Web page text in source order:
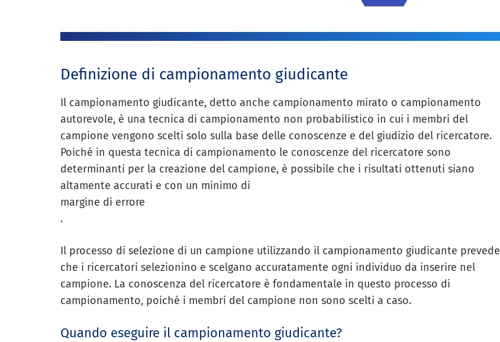
Definizione di campionamento giudicante
Il campionamento giudicante, detto anche campionamento mirato o campionamento
autorevole, è una tecnica di campionamento non probabilistico in cui i membri del
campione vengono scelti solo sulla base delle conoscenze e del giudizio del ricercatore.
Poiché in questa tecnica di campionamento le conoscenze del ricercatore sono
determinanti per la creazione del campione, è possibile che i risultati ottenuti siano
altamente accurati e con un minimo di
margine di errore
.
Il processo di selezione di un campione utilizzando il campionamento giudicante prevede
che i ricercatori selezionino e scelgano accuratamente ogni individuo da inserire nel
campione. La conoscenza del ricercatore è fondamentale in questo processo di
campionamento, poiché i membri del campione non sono scelti a caso.
Quando eseguire il campionamento giudicante?